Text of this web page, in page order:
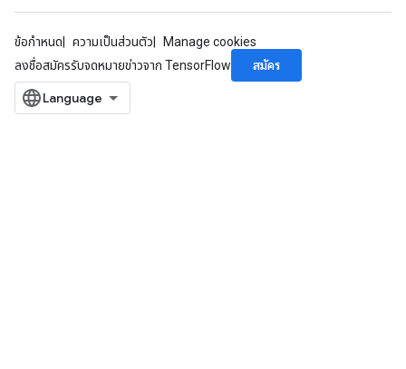
ข้อกำหนด ความเป็นส่วนตัว
Manage cookies
ลงชื่อสมัครรับจดหมายข่าวจาก TensorFlow
สมัคร